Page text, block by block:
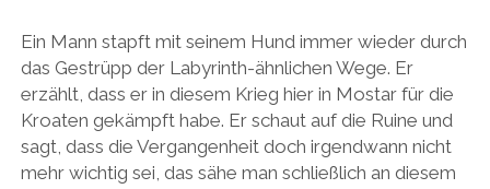
Ein Mann stapft mit seinem Hund immer wieder durch
das Gestrüpp der Labyrinth-ähnlichen Wege. Er
erzählt, dass er in diesem Krieg hier in Mostar für die
Kroaten gekämpft habe. Er schaut auf die Ruine und
sagt, dass die Vergangenheit doch irgendwann nicht
mehr wichtig sei, das sähe man schließlich an diesem